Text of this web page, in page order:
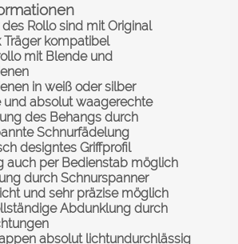
des Rollo sind mit Original
Träger kompatibel
mit Blende und
in weiß oder silber
und absolut waagerechte
des Behangs durch
Schnurfädelung
designtes Griffprofil
auch per Bedienstab möglich
durch Schnurspanner
und sehr präzise möglich
Abdunklung durch
absolut lichtundurchlässig